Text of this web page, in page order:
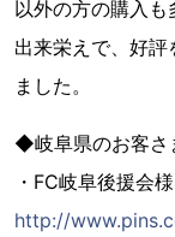
以外の方の購入
出来栄えで、好
ました。
◆岐阜県のお客さ
・FC岐阜後援会様
http://